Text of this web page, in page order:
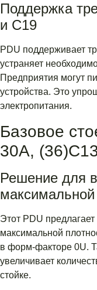
Поддержка
и C19
PDU поддерживает
устраняет
Предприятия могут
устройства. Это
электропитания.
Базовое
30A,
Решение для
максимальной
Этот PDU
максимальной
в форм-факторе 0U.
увеличивает
стойке.